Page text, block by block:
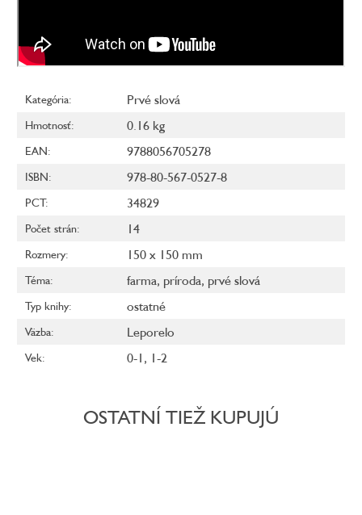
Kategória: Prvé slová
Hmotnosť: 0.16 kg
EAN: 9788056705278
ISBN: 978-80-567-0527-8
PCT: 34829
Počet strán: 14
Rozmery: 150 x 150 mm
Téma: farma, príroda, prvé slová
Typ knihy: ostatné
Väzba: Leporelo
Vek: 0-1 , 1-2
OSTATNÍ TIEŽ KUPUJÚ